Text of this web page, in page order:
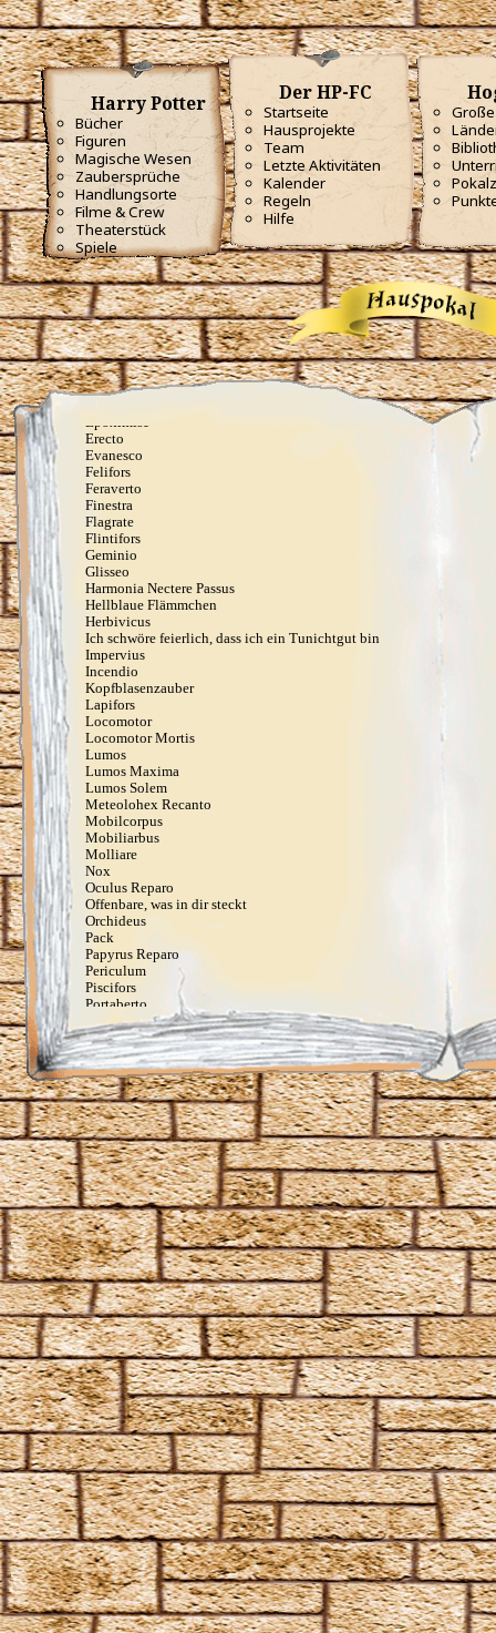
Harry Potter
Bücher
Figuren
Magische Wesen
Zaubersprüche
Handlungsorte
Filme & Crew
Theaterstück
Spiele
Der HP-FC
Startseite
Hausprojekte
Team
Letzte Aktivitäten
Kalender
Regeln
Hilfe
Aguamenti
Alohomora
Aparecium
Appare Vestigium
Ascendio
Avensegio
Avis
Baubillious
Cantis
Carpe Retractum
Capacious Extremis
Circumrota
Cistem Aperio
Colloportus
Colovaria
Crinus Muto
Depulso
Diffindo
Diminuendo
Dissendium
Eidotter, Gänsekraut und Sonnenschein, gelb soll
diese fette Ratte sein
Elasto (orig. Spongify)
Engorgio
Epoximise
Erecto
Evanesco
Felifors
Feraverto
Finestra
Flagrate
Flintifors
Geminio
Glisseo
Harmonia Nectere Passus
Hellblaue Flämmchen
Herbivicus
Ich schwöre feierlich, dass ich ein Tunichtgut bin
Impervius
Incendio
Kopfblasenzauber
Lapifors
Locomotor
Locomotor Mortis
Lumos
Lumos Maxima
Lumos Solem
Meteolohex Recanto
Mobilcorpus
Mobiliarbus
Molliare
Nox
Oculus Reparo
Offenbare, was in dir steckt
Orchideus
Pack
Papyrus Reparo
Periculum
Piscifors
Portaberto
Portus
Proteus
Quietus
Ratzeputz
Reducio
Reparo
Revelio
Reverte
Sonorus
Specialis revelio
Tergeo
Unbrechbarer Schwur
Unheil angerichtet
Vermillious
Volate Ascendere
Wachstumszauber
Waddiwasi
Weise mir die Richtung
Wingardium Leviosa
Zaubermolch und Kolibrigesumm, dieses Wasser sei
fortan Rum
Angriffszauber
Amnesia
Anteoculatia
Avifors
Bombarda
Bombarda Maxima
Calvorio
Colloshoo
Confringo
Confundo
Dämonenfeuer
Defodio
Densaugeo
Deprimo
Descendo
Draconifors